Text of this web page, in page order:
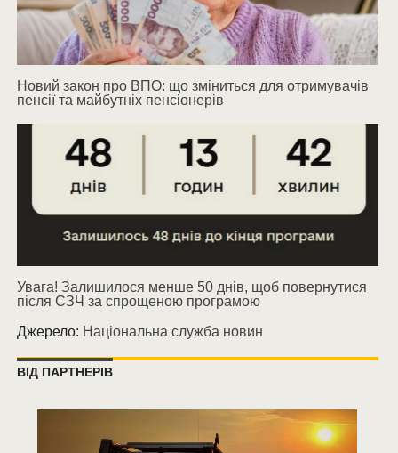
Новий закон про ВПО: що зміниться для отримувачів
пенсії та майбутніх пенсіонерів
Увага! Залишилося менше 50 днів, щоб повернутися
після СЗЧ за спрощеною програмою
Джерело: Національна служба новин
ВІД ПАРТНЕРІВ